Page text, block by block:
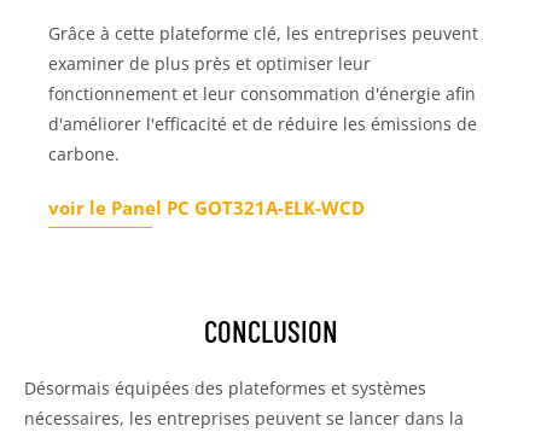
Grâce à cette plateforme clé, les entreprises peuvent
examiner de plus près et optimiser leur
fonctionnement et leur consommation d'énergie afin
d'améliorer l'efficacité et de réduire les émissions de
carbone.
voir le Panel PC GOT321A-ELK-WCD
CONCLUSION
Désormais équipées des plateformes et systèmes
nécessaires, les entreprises peuvent se lancer dans la